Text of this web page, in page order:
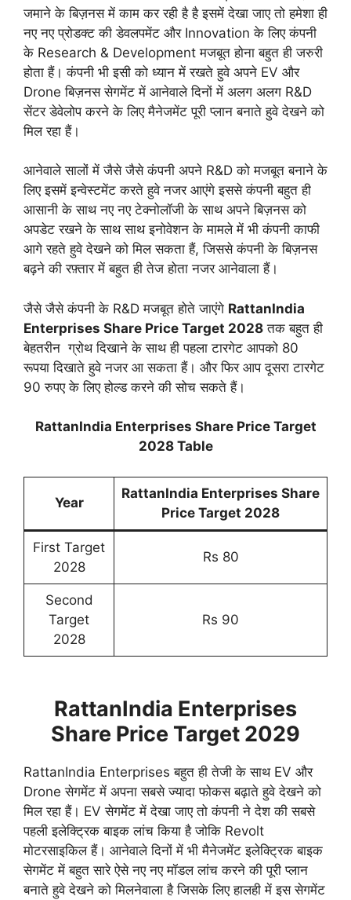
जमाने के बिज़नस में काम कर रही है है इसमें देखा जाए तो हमेशा ही
नए नए प्रोडक्ट की डेवलपमेंट और Innovation के लिए कंपनी
के Research & Development मजबूत होना बहुत ही जरुरी
होता हैं। कंपनी भी इसी को ध्यान में रखते हुवे अपने EV और
Drone बिज़नस सेगमेंट में आनेवाले दिनों में अलग अलग R&D
सेंटर डेवेलोप करने के लिए मैनेजमेंट पूरी प्लान बनाते हुवे देखने को
मिल रहा हैं।
आनेवाले सालों में जैसे जैसे कंपनी अपने R&D को मजबूत बनाने के
लिए इसमें इन्वेस्टमेंट करते हुवे नजर आएंगे इससे कंपनी बहुत ही
आसानी के साथ नए नए टेक्नोलॉजी के साथ अपने बिज़नस को
अपडेट रखने के साथ साथ इनोवेशन के मामले में भी कंपनी काफी
आगे रहते हुवे देखने को मिल सकता हैं, जिससे कंपनी के बिज़नस
बढ़ने की रफ़्तार में बहुत ही तेज होता नजर आनेवाला हैं।
जैसे जैसे कंपनी के R&D मजबूत होते जाएंगे RattanIndia
Enterprises Share Price Target 2028 तक बहुत ही
बेहतरीन ग्रोथ दिखाने के साथ ही पहला टारगेट आपको 80
रूपया दिखाते हुवे नजर आ सकता हैं। और फिर आप दूसरा टारगेट
90 रुपए के लिए होल्ड करने की सोच सकते हैं।
RattanIndia Enterprises Share Price Target
2028 Table
Year
RattanIndia Enterprises Share
Price Target 2028
First Target
2028
Rs 80
Second
Target
2028
Rs 90
RattanIndia Enterprises
Share Price Target 2029
RattanIndia Enterprises बहुत ही तेजी के साथ EV और
Drone सेगमेंट में अपना सबसे ज्यादा फोकस बढ़ाते हुवे देखने को
मिल रहा हैं। EV सेगमेंट में देखा जाए तो कंपनी ने देश की सबसे
पहली इलेक्ट्रिक बाइक लांच किया है जोकि Revolt
मोटरसाइकिल हैं। आनेवाले दिनों में भी मैनेजमेंट इलेक्ट्रिक बाइक
सेगमेंट में बहुत सारे ऐसे नए नए मॉडल लांच करने की पूरी प्लान
बनाते हुवे देखने को मिलनेवाला है जिसके लिए हालही में इस सेगमेंट